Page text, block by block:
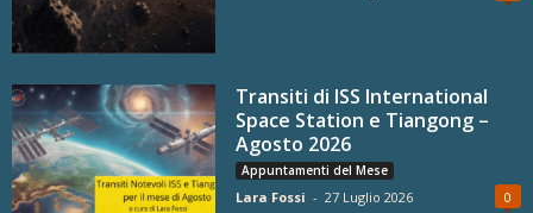
Transiti di ISS International
Space Station e Tiangong –
Agosto 2026
Appuntamenti del Mese
Lara Fossi - 27 Luglio 2026 0